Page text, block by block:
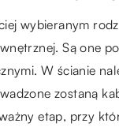
wybieranym
Są one
W ścianie
zostaną
etap, przy